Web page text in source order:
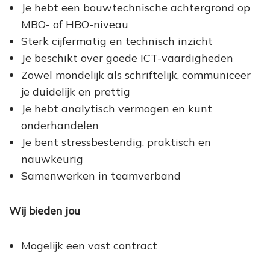
Je hebt een bouwtechnische achtergrond op
MBO- of HBO-niveau
Sterk cijfermatig en technisch inzicht
Je beschikt over goede ICT-vaardigheden
Zowel mondelijk als schriftelijk, communiceer
je duidelijk en prettig
Je hebt analytisch vermogen en kunt
onderhandelen
Je bent stressbestendig, praktisch en
nauwkeurig
Samenwerken in teamverband
Wij bieden jou
Mogelijk een vast contract